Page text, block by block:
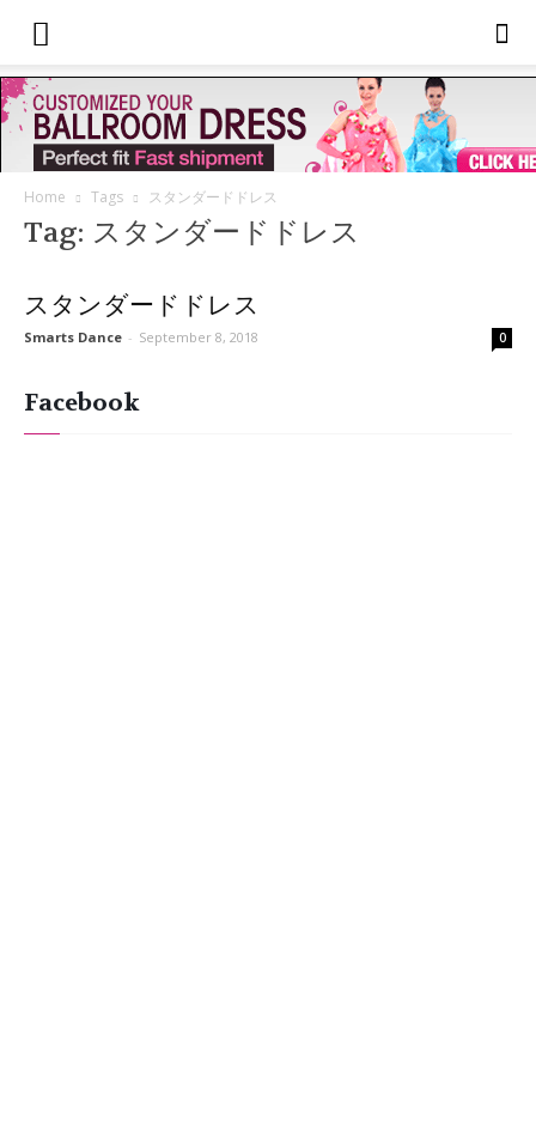
Home Tags スタンダードドレス
Tag: スタンダードドレス
スタンダードドレス
Smarts Dance - September 8, 2018 0
Facebook